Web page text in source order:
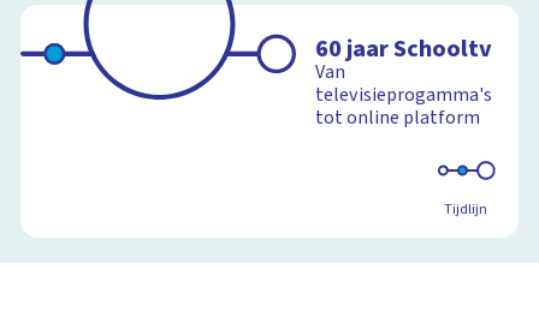
60 jaar Schooltv
Van
televisieprogamma's
tot online platform
Tijdlijn